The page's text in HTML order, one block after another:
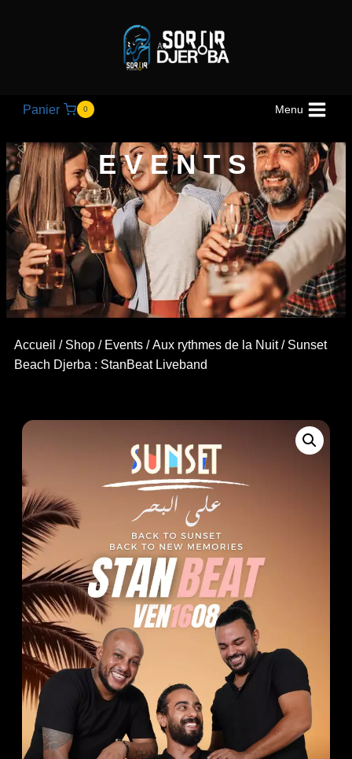
Panier 0 Menu
EVENTS
Accueil / Shop / Events /Aux rythmes de la Nuit/ Sunset
Beach Djerba : StanBeat Liveband